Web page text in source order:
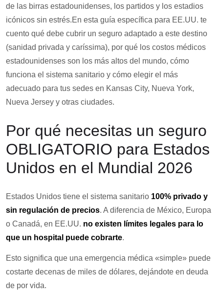
de las birras estadounidenses, los partidos y los estadios
icónicos sin estrés.En esta guía específica para EE.UU. te
cuento qué debe cubrir un seguro adaptado a este destino
(sanidad privada y caríssima), por qué los costos médicos
estadounidenses son los más altos del mundo, cómo
funciona el sistema sanitario y cómo elegir el más
adecuado para tus sedes en Kansas City, Nueva York,
Nueva Jersey y otras ciudades.
Por qué necesitas un seguro
OBLIGATORIO para Estados
Unidos en el Mundial 2026
Estados Unidos tiene el sistema sanitario 100% privado y
sin regulación de precios. A diferencia de México, Europa
o Canadá, en EE.UU. no existen límites legales para lo
que un hospital puede cobrarte.
Esto significa que una emergencia médica «simple» puede
costarte decenas de miles de dólares, dejándote en deuda
de por vida.